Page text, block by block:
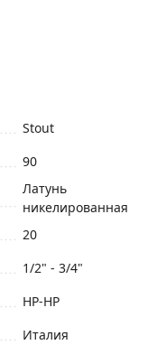
Stout
90
Латунь
никелированная
20
1/2" - 3/4"
НР-НР
Италия